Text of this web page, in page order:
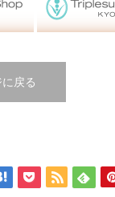
に戻る